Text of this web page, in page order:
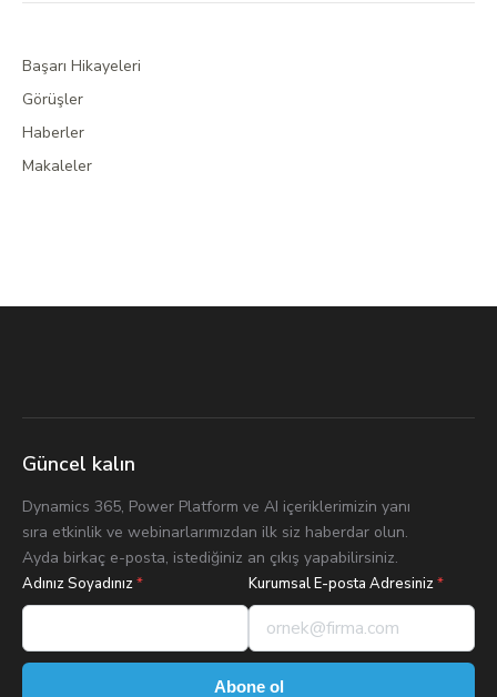
Başarı Hikayeleri
Görüşler
Haberler
Makaleler
Güncel kalın
Dynamics 365, Power Platform ve AI içeriklerimizin yanı
sıra etkinlik ve webinarlarımızdan ilk siz haberdar olun.
Ayda birkaç e-posta, istediğiniz an çıkış yapabilirsiniz.
Adınız Soyadınız* Kurumsal E-posta Adresiniz*
Abone ol